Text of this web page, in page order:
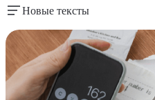
Новые тексты